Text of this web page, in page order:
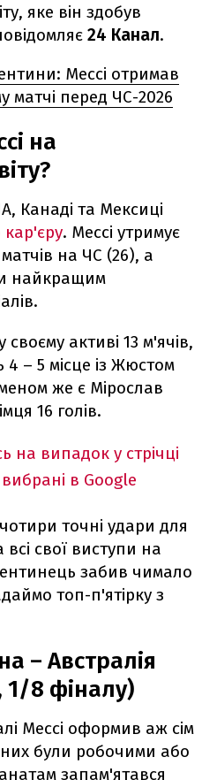
яке він здобув
24 Канал.
Мессі отримав
матчі перед ЧС-2026
на
Канаді та Мексиці
. Мессі утримує
на ЧС (26), а
найкращим
своєму активі 13 м'ячів,
4 – 5 місце із Жюстом
же є Мірослав
16 голів.
на випадок у стрічці
в Google
точні удари для
свої виступи на
забив чимало
топ-п'ятірку з
– Австралія
1/8 фіналу)
Мессі оформив аж сім
були робочими або
запам'ятався